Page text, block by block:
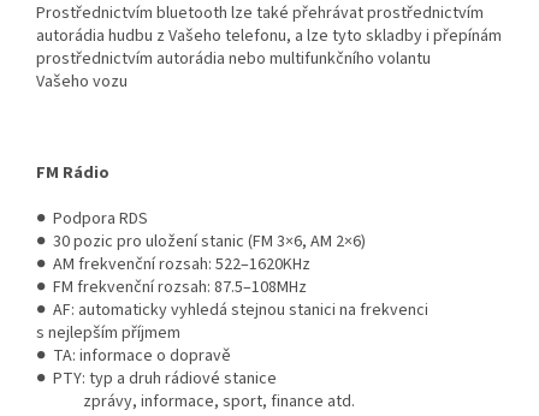
Prostřednictvím bluetooth lze také přehrávat prostřednictvím
autorádia hudbu z Vašeho telefonu, a lze tyto skladby i přepínám
prostřednictvím autorádia nebo multifunkčního volantu
Vašeho vozu
FM Rádio
● Podpora RDS
● 30 pozic pro uložení stanic (FM 3×6, AM 2×6)
● AM frekvenční rozsah: 522–1620KHz
● FM frekvenční rozsah: 87.5–108MHz
● AF: automaticky vyhledá stejnou stanici na frekvenci
s nejlepším příjmem
● TA: informace o dopravě
● PTY: typ a druh rádiové stanice
zprávy, informace, sport, finance atd.